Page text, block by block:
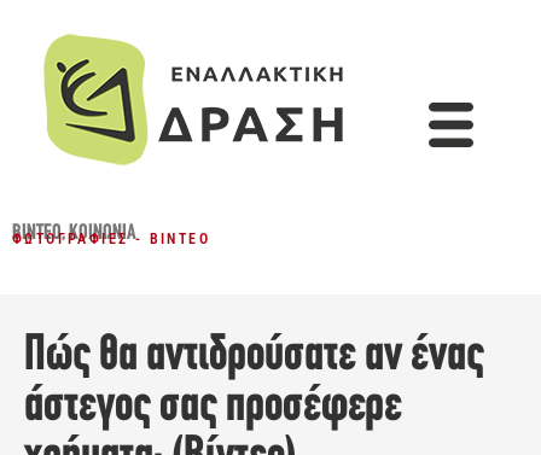
ΒΊΝΤΕΟ,ΚΟΙΝΩΝΊΑ
ΦΩΤΟΓΡΑΦΊΕΣ - ΒΊΝΤΕΟ
Πώς θα αντιδρούσατε αν ένας
άστεγος σας προσέφερε